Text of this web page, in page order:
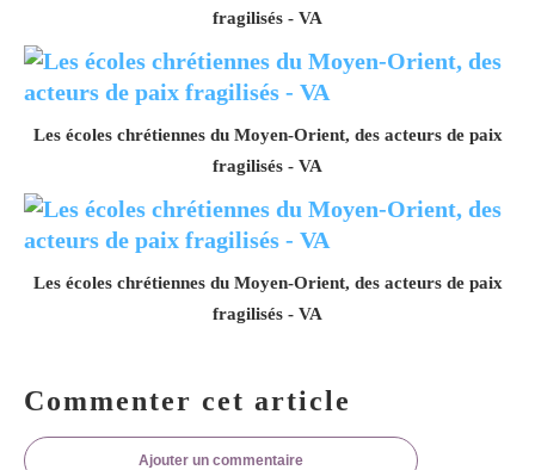
fragilisés - VA
Les écoles chrétiennes du Moyen-Orient, des acteurs de paix
fragilisés - VA
Les écoles chrétiennes du Moyen-Orient, des acteurs de paix
fragilisés - VA
Commenter cet article
Ajouter un commentaire